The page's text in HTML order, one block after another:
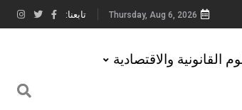
Thursday, Aug 6, 2026 تابعنا:
القانونية والاقتصادية